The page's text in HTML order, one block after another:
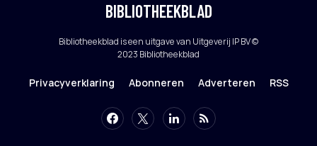
BIBLIOTHEEKBLAD
Bibliotheekblad is een uitgave van Uitgeverij IP BV ©
2023 Bibliotheekblad
Privacyverklaring Abonneren Adverteren RSS